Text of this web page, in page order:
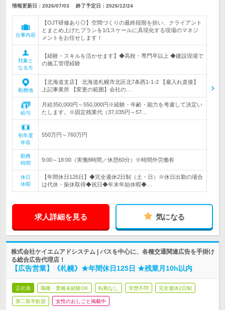
情報更新日：2026/07/03 終了予定日： 2026/12/24
仕事内容
【OJT研修あり◎】空間づくりの最終段階を担い、クライアント
とまとめ上げたプランを1/1スケールに具現化する現場のマネジ
メントをお任せします！
対象と
なる方
【経験・スキルを活かせます】◆高校・専門卒以上 ◆建設現場で
の施工管理経験
勤務地
【北海道支店】 北海道札幌市北区北7条西1-1-2 【雇入れ直後】
上記事業所 【変更の範囲】会社の…
給与
月給350,000円～550,000円※経験・年齢・能力を考慮して決定い
たします。※固定残業代（37,035円～57…
初年度
年収
550万円～760万円
勤務
時間
9:00～18:00（実働8時間／休憩60分）※時間外労働有
休日
休暇
【年間休日126日】◆完全週休2日制（土・日）※休日出勤の場合
は代休・振休取得◆祝日◆年末年始休暇◆…
求人詳細を見る 気になる
株式会社ケイエムアドシステム | バスを中心に、各種交通関連広告を手掛け
る総合広告代理店！
【広告営業】《札幌》★年間休日125日 ★残業月10h以内
正社員 職種・業種未経験OK 転勤なし 学歴不問 完全週休2日制
第二新卒歓迎 女性のおしごと掲載中